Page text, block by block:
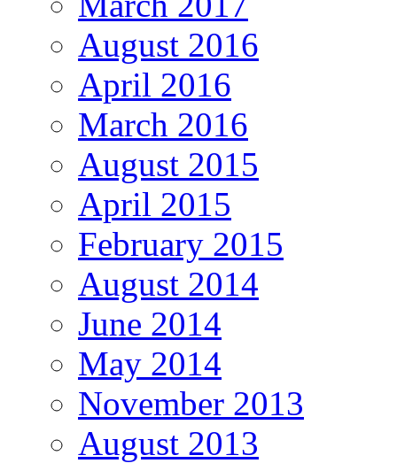
August 2016
April 2016
March 2016
August 2015
April 2015
February 2015
August 2014
June 2014
May 2014
November 2013
August 2013